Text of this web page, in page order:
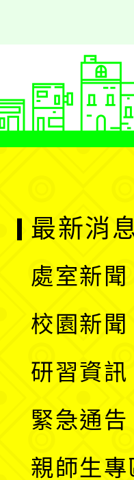
最新消
處室新聞
校園新聞
研習資訊
緊急通告
親師生專